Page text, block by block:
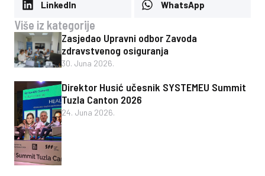
LinkedIn WhatsApp
Više iz kategorije
Zasjedao Upravni odbor Zavoda
zdravstvenog osiguranja
30. Juna 2026.
Direktor Husić učesnik SYSTEMEU Summit
Tuzla Canton 2026
24. Juna 2026.